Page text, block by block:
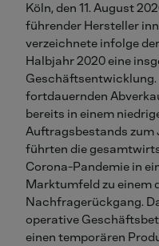
Köln, den 11. August
führender Hersteller
verzeichnete infolge
Halbjahr 2020 eine
Geschäftsentwicklung.
fortdauernden
bereits in einem
Auftragsbestands zum
führten die
Corona-Pandemie in
Marktumfeld zu einem
Nachfragerückgang.
operative
einen temporären